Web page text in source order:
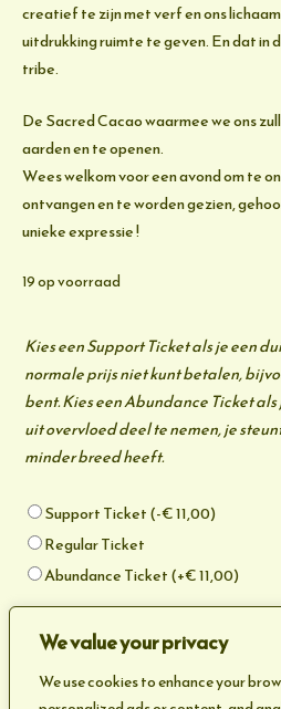
We value your privacy
We use cookies to enhance your
creatief te zijn met verf en ons
uitdrukking ruimte te geven. En dat in
tribe.
De Sacred Cacao waarmee we ons
aarden en te openen.
Wees welkom voor een avond om te
ontvangen en te worden gezien,
unieke expressie !
19 op voorraad
Ticket
Kies een Support Ticket als je een
normale prijs niet kunt betalen,
bent. Kies een Abundance Ticket
uit overvloed deel te nemen, je
minder breed heeft.
Support Ticket(-€11,00)
Regular Ticket
Abundance Ticket(+€11,00)
Your
Unique
Categorie:Uncategorized